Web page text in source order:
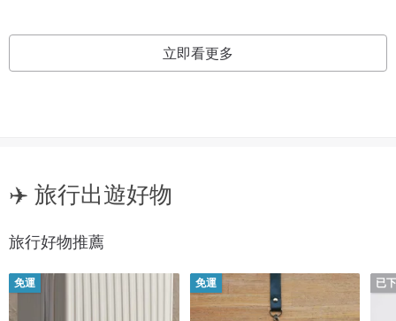
立即看更多
✈️ 旅行出遊好物
旅行好物推薦
免運 免運 已